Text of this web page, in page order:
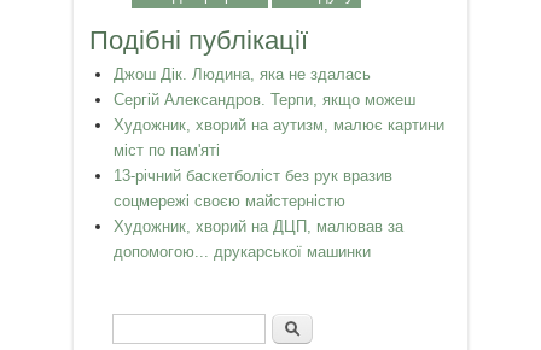
Подібні публікації
Джош Дік. Людина, яка не здалась
Сергій Александров. Терпи, якщо можеш
Художник, хворий на аутизм, малює картини
міст по пам'яті
13-річний баскетболіст без рук вразив
соцмережі своєю майстерністю
Художник, хворий на ДЦП, малював за
допомогою... друкарської машинки
Пошукова форма
Пошук